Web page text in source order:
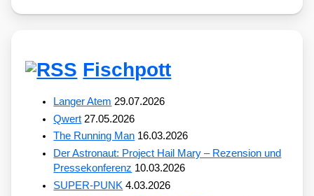
Fischpott
Langer Atem 29.07.2026
Qwert 27.05.2026
The Running Man 16.03.2026
Der Astronaut: Project Hail Mary – Rezension und
Pressekonferenz 10.03.2026
SUPER-PUNK 4.03.2026